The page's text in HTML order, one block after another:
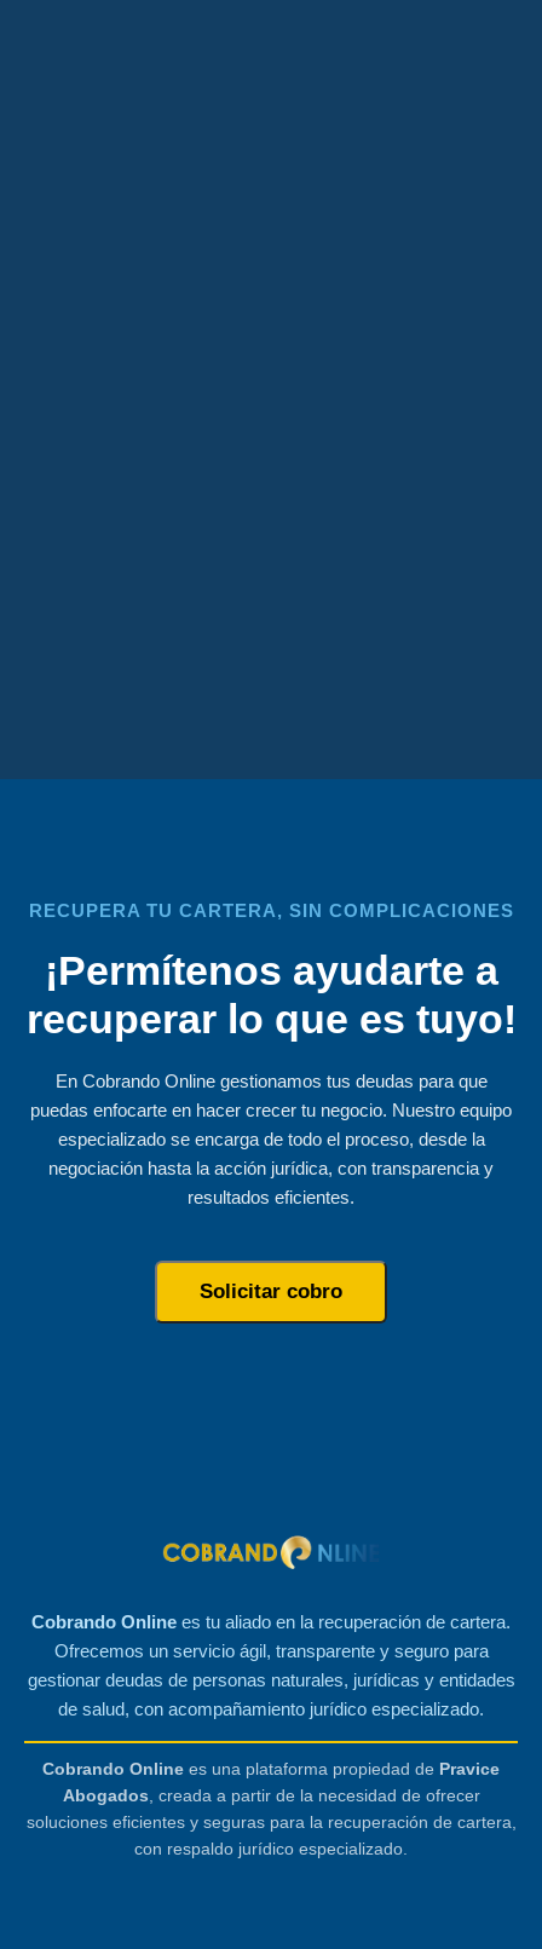
RECUPERA TU CARTERA, SIN COMPLICACIONES
¡Permítenos ayudarte a
recuperar lo que es tuyo!
En Cobrando Online gestionamos tus deudas para que
puedas enfocarte en hacer crecer tu negocio. Nuestro equipo
especializado se encarga de todo el proceso, desde la
negociación hasta la acción jurídica, con transparencia y
resultados eficientes.
Solicitar cobro
Cobrando Online es tu aliado en la recuperación de cartera.
Ofrecemos un servicio ágil, transparente y seguro para
gestionar deudas de personas naturales, jurídicas y entidades
de salud, con acompañamiento jurídico especializado.
Cobrando Online es una plataforma propiedad de Pravice
Abogados , creada a partir de la necesidad de ofrecer
soluciones eficientes y seguras para la recuperación de cartera,
con respaldo jurídico especializado.